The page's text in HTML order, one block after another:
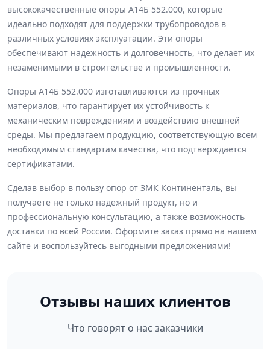
высококачественные опоры А14Б 552.000, которые
идеально подходят для поддержки трубопроводов в
различных условиях эксплуатации. Эти опоры
обеспечивают надежность и долговечность, что делает их
незаменимыми в строительстве и промышленности.
Опоры А14Б 552.000 изготавливаются из прочных
материалов, что гарантирует их устойчивость к
механическим повреждениям и воздействию внешней
среды. Мы предлагаем продукцию, соответствующую всем
необходимым стандартам качества, что подтверждается
сертификатами.
Сделав выбор в пользу опор от ЗМК Континенталь, вы
получаете не только надежный продукт, но и
профессиональную консультацию, а также возможность
доставки по всей России. Оформите заказ прямо на нашем
сайте и воспользуйтесь выгодными предложениями!
Отзывы наших клиентов
Что говорят о нас заказчики